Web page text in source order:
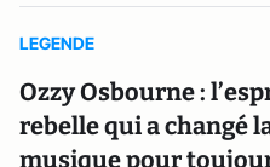
LEGENDE
Ozzy Osbourne :
rebelle qui a changé
musique pour